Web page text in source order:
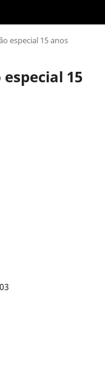
especial 15 anos
especial 15